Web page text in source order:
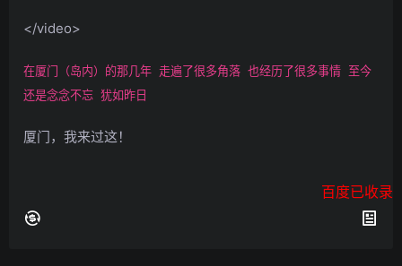
</video>
在厦门（岛内）的那几年 走遍了很多角落 也经历了很多事情 至今
还是念念不忘 犹如昨日
厦门，我来过这！
百度已收录